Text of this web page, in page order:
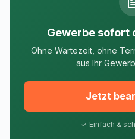
Gewerbe sofort
Ohne Wartezeit, ohne
aus Ihr
Jetzt
✓ Einfach &